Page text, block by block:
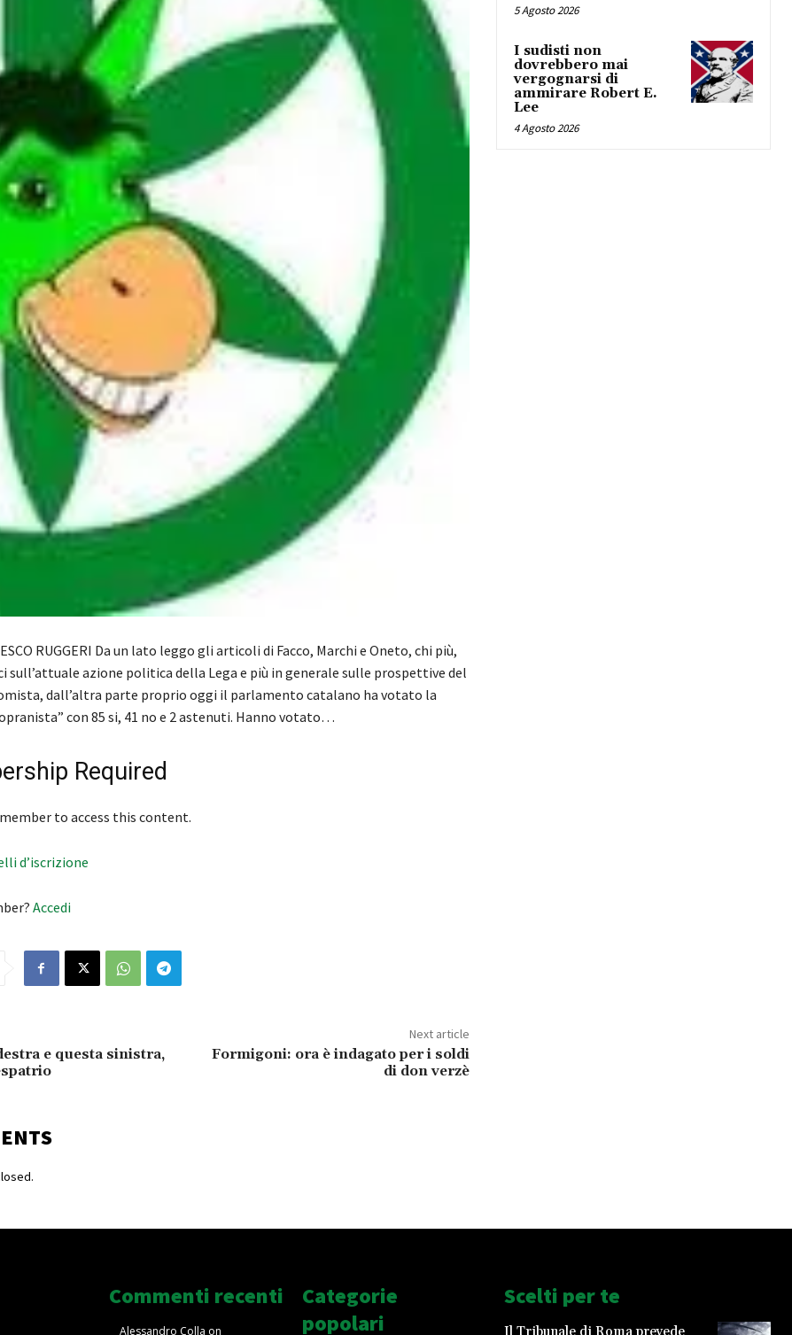
RUGGERI Da un lato leggo gli articoli di Facco, Marchi e Oneto, chi più,
sull’attuale azione politica della Lega e più in generale sulle prospettive del
dall’altra parte proprio oggi il parlamento catalano ha votato la
con 85 si, 41 no e 2 astenuti. Hanno votato…
Required
to access this content.
d’iscrizione
Accedi
e questa sinistra,
Next article
Formigoni: ora è indagato per i soldi
di don verzè
5 Agosto 2026
I sudisti non
dovrebbero mai
vergognarsi di
ammirare Robert E.
Lee
4 Agosto 2026
Commenti recenti
Alessandro Colla on
Categorie
popolari
Scelti per te